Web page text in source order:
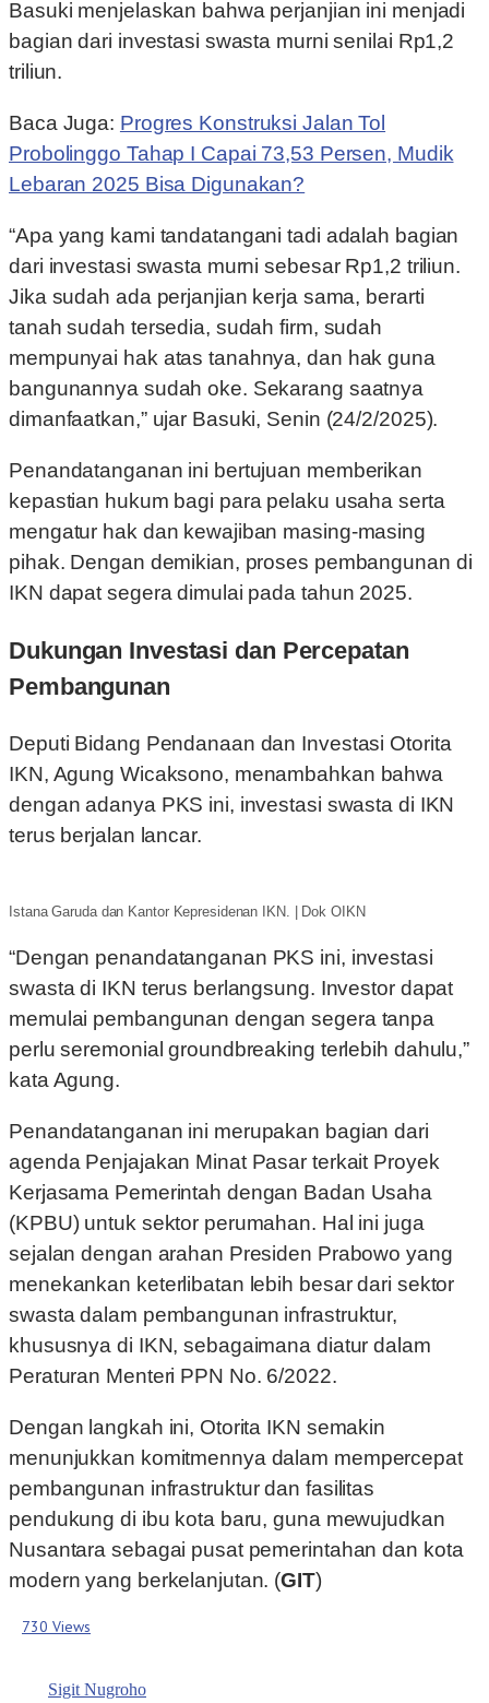
Basuki menjelaskan bahwa perjanjian ini menjadi
bagian dari investasi swasta murni senilai Rp1,2
triliun.
Baca Juga: Progres Konstruksi Jalan Tol
Probolinggo Tahap I Capai 73,53 Persen, Mudik
Lebaran 2025 Bisa Digunakan?
“Apa yang kami tandatangani tadi adalah bagian
dari investasi swasta murni sebesar Rp1,2 triliun.
Jika sudah ada perjanjian kerja sama, berarti
tanah sudah tersedia, sudah firm, sudah
mempunyai hak atas tanahnya, dan hak guna
bangunannya sudah oke. Sekarang saatnya
dimanfaatkan,” ujar Basuki, Senin (24/2/2025).
Penandatanganan ini bertujuan memberikan
kepastian hukum bagi para pelaku usaha serta
mengatur hak dan kewajiban masing-masing
pihak. Dengan demikian, proses pembangunan di
IKN dapat segera dimulai pada tahun 2025.
Dukungan Investasi dan Percepatan
Pembangunan
Deputi Bidang Pendanaan dan Investasi Otorita
IKN, Agung Wicaksono, menambahkan bahwa
dengan adanya PKS ini, investasi swasta di IKN
terus berjalan lancar.
Istana Garuda dan Kantor Kepresidenan IKN. | Dok OIKN
“Dengan penandatanganan PKS ini, investasi
swasta di IKN terus berlangsung. Investor dapat
memulai pembangunan dengan segera tanpa
perlu seremonial groundbreaking terlebih dahulu,”
kata Agung.
Penandatanganan ini merupakan bagian dari
agenda Penjajakan Minat Pasar terkait Proyek
Kerjasama Pemerintah dengan Badan Usaha
(KPBU) untuk sektor perumahan. Hal ini juga
sejalan dengan arahan Presiden Prabowo yang
menekankan keterlibatan lebih besar dari sektor
swasta dalam pembangunan infrastruktur,
khususnya di IKN, sebagaimana diatur dalam
Peraturan Menteri PPN No. 6/2022.
Dengan langkah ini, Otorita IKN semakin
menunjukkan komitmennya dalam mempercepat
pembangunan infrastruktur dan fasilitas
pendukung di ibu kota baru, guna mewujudkan
Nusantara sebagai pusat pemerintahan dan kota
modern yang berkelanjutan. (GIT)
730 Views
Sigit Nugroho